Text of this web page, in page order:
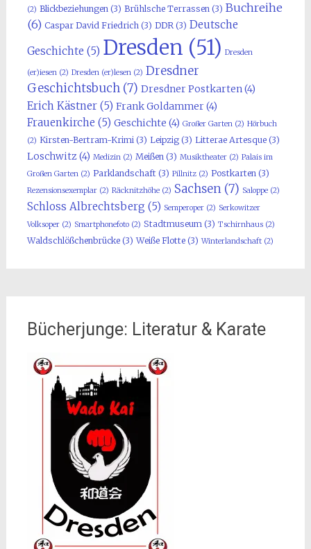
(2) Blickbeziehungen(3) Brühlsche Terrassen(3) Buchreihe
(6) Caspar David Friedrich(3) DDR(3) Deutsche
Geschichte (5) Dresden (51) Dresden
(er)iesen(2) Dresden (er)lesen(2) Dresdner
Geschichtsbuch(7) Dresdner Postkarten(4)
Erich Kästner(5) Frank Goldammer(4)
Frauenkirche (5) Geschichte (4) Großer Garten(2) Hörbuch
(2) Kirsten-Bertram-Krimi(3) Leipzig(3) Litterae Artesque(3)
Loschwitz (4) Medizin(2) Meißen(3) Musiktheater(2) Palais im
Großen Garten(2) Parklandschaft(3) Pillnitz(2) Postkarten(3)
Rezensionsexemplar(2) Räcknitzhöhe(2) Sachsen(7) Saloppe(2)
Schloss Albrechtsberg (5) Semperoper(2) Serkowitzer
Volksoper(2) Smartphonefoto(2) Stadtmuseum(3) Tschirnhaus(2)
Waldschlößchenbrücke(3) Weiße Flotte(3) Winterlandschaft(2)
Bücherjunge: Literatur & Karate